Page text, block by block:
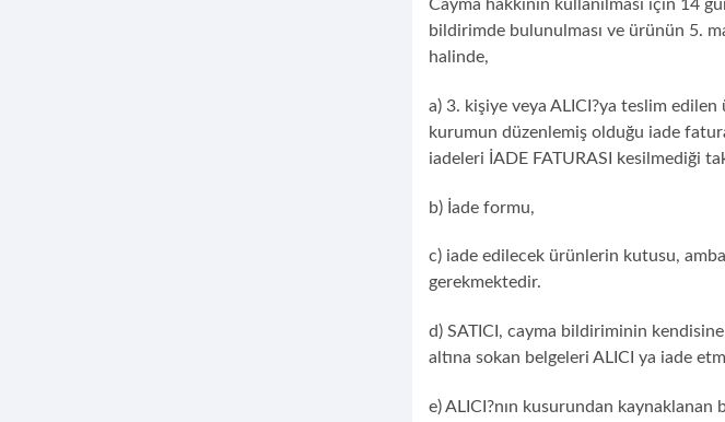
Cayma hakkının kullanılması için 14
bildirimde bulunulması ve ürünün 5.
halinde,
a) 3. kişiye veya ALICI?ya teslim
kurumun düzenlemiş olduğu iade
iadeleri İADE FATURASI kesilmediği
b) İade formu,
c) iade edilecek ürünlerin kutusu,
gerekmektedir.
d) SATICI, cayma bildiriminin
altına sokan belgeleri ALICI ya iade
e) ALICI?nın kusurundan kaynaklanan